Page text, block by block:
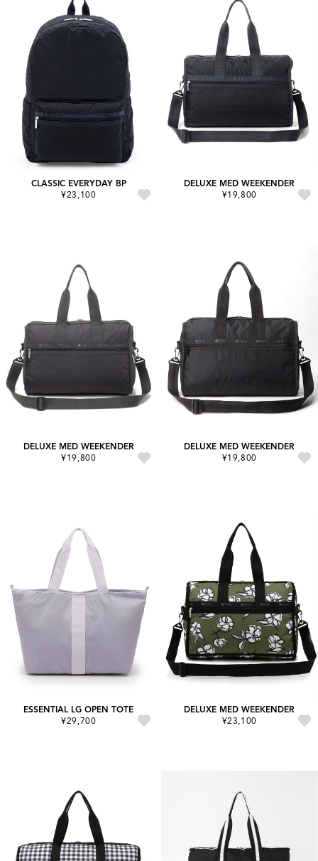
CLASSIC EVERYDAY BP
¥23,100
DELUXE MED WEEKENDER
¥19,800
DELUXE MED WEEKENDER
¥19,800
DELUXE MED WEEKENDER
¥19,800
ESSENTIAL LG OPEN TOTE
¥29,700
DELUXE MED WEEKENDER
¥23,100